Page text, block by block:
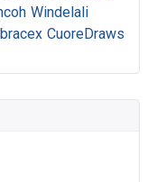
Windelali
CuoreDraws